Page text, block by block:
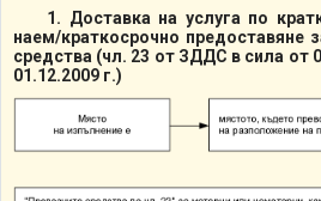
1. Доставка на услуга по
наем/краткосрочно предоставяне
средства (чл. 23 от ЗДДС в сила от
01.12.2009 г.)